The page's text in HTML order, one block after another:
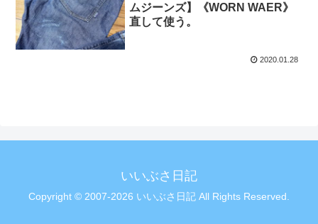
ムジーンズ】《WORN WAER》
直して使う。
2020.01.28
いいぶさ日記
Copyright © 2007-2026 いいぶさ日記 All Rights Reserved.